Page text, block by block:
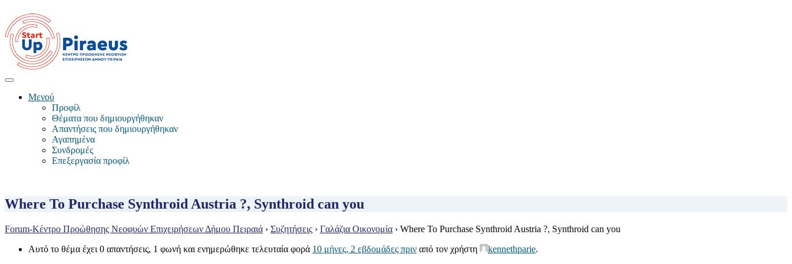
Μενού
Προφίλ
Θέματα που δημιουργήθηκαν
Απαντήσεις που δημιουργήθηκαν
Αγαπημένα
Συνδρομές
Επεξεργασία προφίλ
Where To Purchase Synthroid Austria ?, Synthroid can you
Forum-Κέντρο Προώθησης Νεοφυών Επιχειρήσεων Δήμου Πειραιά › Συζητήσεις › Γαλάζια Οικονομία › Where To Purchase Synthroid Austria ?, Synthroid can you
Αυτό το θέμα έχει 0 απαντήσεις, 1 φωνή και ενημερώθηκε τελευταία φορά 10 μήνες, 2 εβδομάδες πριν από τον χρήστη kennethparie.